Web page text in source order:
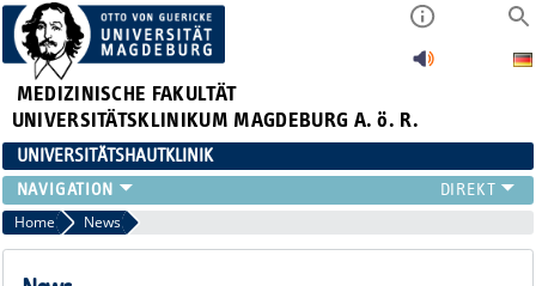
MEDIZINISCHE FAKULTÄT
UNIVERSITÄTSKLINIKUM MAGDEBURG A. ö. R.
UNIVERSITÄTSHAUTKLINIK
FÜR PATIENTEN
ÜBER UNS
FÜR ÄRZTE
Home News